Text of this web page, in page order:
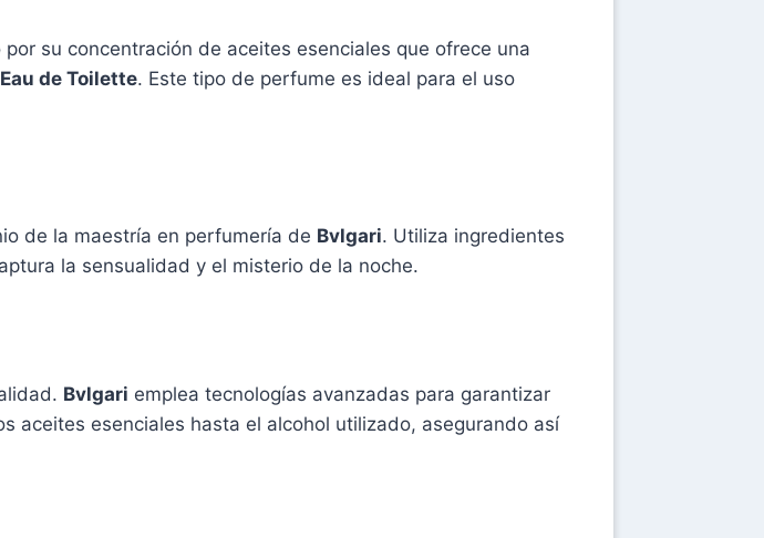
por su concentración de aceites esenciales que ofrece una
Eau de Toilette. Este tipo de perfume es ideal para el uso
de la maestría en perfumería de Bvlgari. Utiliza ingredientes
la sensualidad y el misterio de la noche.
Bvlgari emplea tecnologías avanzadas para garantizar
aceites esenciales hasta el alcohol utilizado, asegurando así